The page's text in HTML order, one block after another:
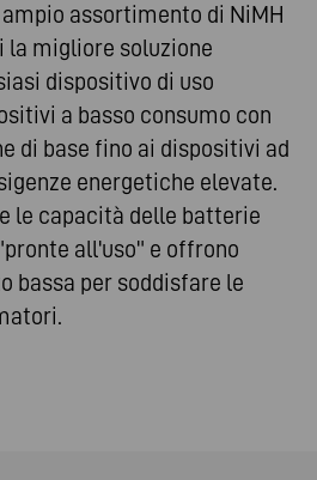
assortimento di NiMH
la migliore soluzione
dispositivo di uso
a basso consumo con
di base fino ai dispositivi ad
energetiche elevate.
le capacità delle batterie
all'uso" e offrono
bassa per soddisfare le